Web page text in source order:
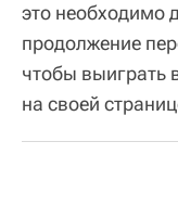
это необходимо
продолжение
чтобы
на своей